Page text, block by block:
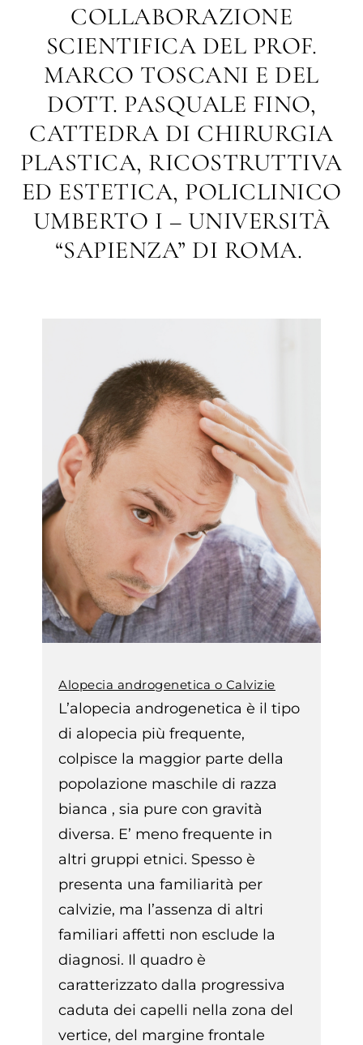
COLLABORAZIONE
SCIENTIFICA DEL PROF.
MARCO TOSCANI E DEL
DOTT. PASQUALE FINO,
CATTEDRA DI CHIRURGIA
PLASTICA, RICOSTRUTTIVA
ED ESTETICA, POLICLINICO
UMBERTO I – UNIVERSITÀ
“SAPIENZA” DI ROMA.
Alopecia androgenetica o Calvizie
L’alopecia androgenetica è il tipo
di alopecia più frequente,
colpisce la maggior parte della
popolazione maschile di razza
bianca , sia pure con gravità
diversa. E’ meno frequente in
altri gruppi etnici. Spesso è
presenta una familiarità per
calvizie, ma l’assenza di altri
familiari affetti non esclude la
diagnosi. Il quadro è
caratterizzato dalla progressiva
caduta dei capelli nella zona del
vertice, del margine frontale